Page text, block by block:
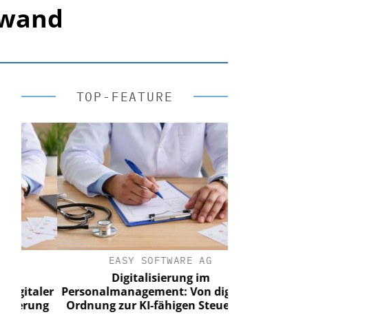
TOP-FEATURE
EASY SOFTWARE AG
Digitalisierung im
Personalmanagement: Von digitaler
Ordnung zur KI-fähigen Steuerung